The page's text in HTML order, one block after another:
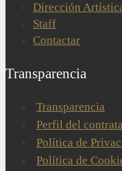
Dirección
Staff
Contactar
Transparencia
Transparencia
Perfil del
Política de
Política de